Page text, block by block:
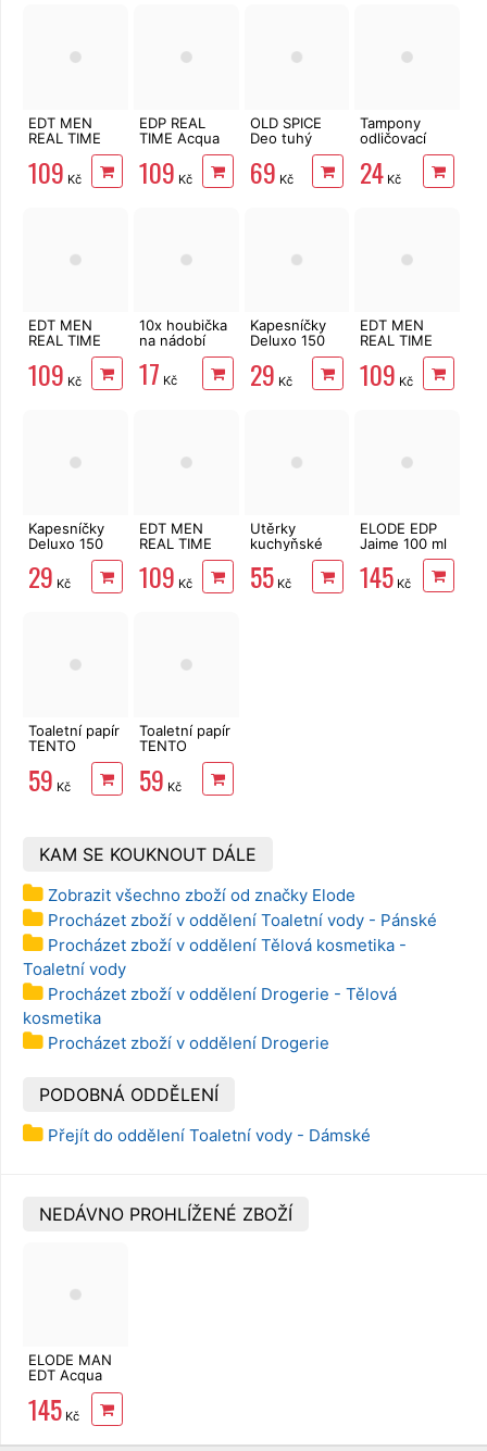
EDT MEN
REAL TIME
Aeternam
100 ml
109 Kč
EDP REAL
TIME Acqua
di Mare 100
ml
109 Kč
OLD SPICE
Deo tuhý
White Water
50 ml
69 Kč
Tampony
odličovací
LINTEO 120
ks
24 Kč
EDT MEN
REAL TIME
Out Of Order
100 ml
109 Kč
10x houbička
na nádobí
17 Kč
Kapesníčky
Deluxo 150
ks 3vrstvé v
krabičce,
šedé květy
29 Kč
EDT MEN
REAL TIME
British Blend
100 ml
109 Kč
Kapesníčky
Deluxo 150
ks 3vrstvé v
krabičce,
zvířátka
29 Kč
EDT MEN
REAL TIME
Blue Touch
100 ml
109 Kč
Utěrky
kuchyňské
TENTO Extra
Strong
3vrstvé, 2
55Kč
ELODE EDP
Jaime 100 ml
145 Kč
Toaletní papír
TENTO
3vrstvý 8 rolí,
144 m
59 Kč
Toaletní papír
TENTO
Ellegance
Pink 3vrstvý
8 rolí, 144 m
59 Kč
KAM SE KOUKNOUT DÁLE
Zobrazit všechno zboží od značky Elode
Procházet zboží v oddělení Toaletní vody - Pánské
Procházet zboží v oddělení Tělová kosmetika -
Toaletní vody
Procházet zboží v oddělení Drogerie - Tělová
kosmetika
Procházet zboží v oddělení Drogerie
PODOBNÁ ODDĚLENÍ
Přejít do oddělení Toaletní vody - Dámské
NEDÁVNO PROHLÍŽENÉ ZBOŽÍ
ELODE MAN
EDT Acqua
per uomo 100
ml
145 Kč